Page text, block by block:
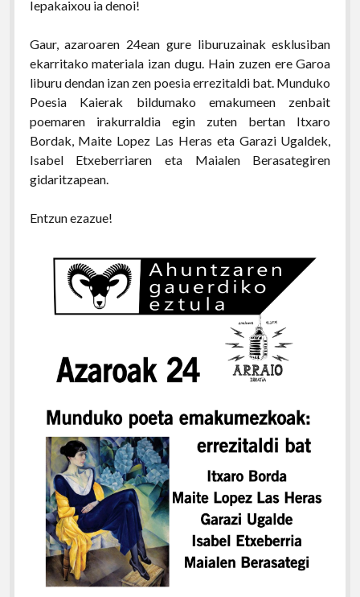
Iepakaixou ia denoi!
Gaur, azaroaren 24ean gure liburuzainak esklusiban
ekarritako materiala izan dugu. Hain zuzen ere Garoa
liburu dendan izan zen poesia errezitaldi bat. Munduko
Poesia Kaierak bildumako emakumeen zenbait
poemaren irakurraldia egin zuten bertan Itxaro
Bordak, Maite Lopez Las Heras eta Garazi Ugaldek,
Isabel Etxeberriaren eta Maialen Berasategiren
gidaritzapean.
Entzun ezazue!